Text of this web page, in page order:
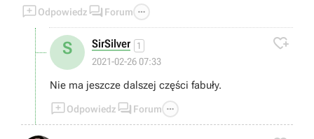
Odpowiedz  Forum 
S SirSilver 1
2021-02-26 07:33

Nie ma jeszcze dalszej części fabuły.
Odpowiedz  Forum 